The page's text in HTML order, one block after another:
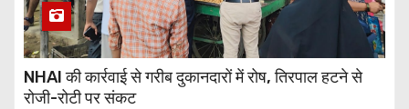
NHAI की कार्रवाई से गरीब दुकानदारों में रोष, तिरपाल हटने से
रोजी-रोटी पर संकट